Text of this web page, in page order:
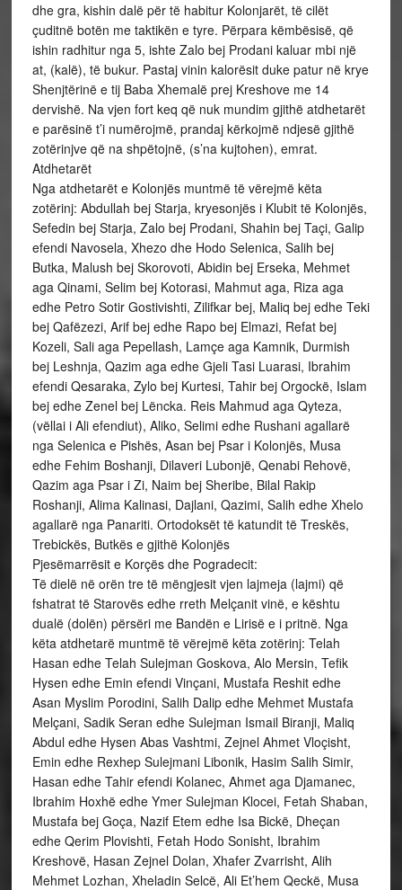
dhe gra, kishin dalë për të habitur Kolonjarët, të cilët
çuditnë botën me taktikën e tyre. Përpara këmbësisë, që
ishin radhitur nga 5, ishte Zalo bej Prodani kaluar mbi një
at, (kalë), të bukur. Pastaj vinin kalorësit duke patur në krye
Shenjtërinë e tij Baba Xhemalë prej Kreshove me 14
dervishë. Na vjen fort keq që nuk mundim gjithë atdhetarët
e parësinë t’i numërojmë, prandaj kërkojmë ndjesë gjithë
zotërinjve që na shpëtojnë, (s’na kujtohen), emrat.
Atdhetarët
Nga atdhetarët e Kolonjës muntmë të vërejmë këta
zotërinj: Abdullah bej Starja, kryesonjës i Klubit të Kolonjës,
Sefedin bej Starja, Zalo bej Prodani, Shahin bej Taçi, Galip
efendi Navosela, Xhezo dhe Hodo Selenica, Salih bej
Butka, Malush bej Skorovoti, Abidin bej Erseka, Mehmet
aga Qinami, Selim bej Kotorasi, Mahmut aga, Riza aga
edhe Petro Sotir Gostivishti, Zilifkar bej, Maliq bej edhe Teki
bej Qafëzezi, Arif bej edhe Rapo bej Elmazi, Refat bej
Kozeli, Sali aga Pepellash, Lamçe aga Kamnik, Durmish
bej Leshnja, Qazim aga edhe Gjeli Tasi Luarasi, Ibrahim
efendi Qesaraka, Zylo bej Kurtesi, Tahir bej Orgockë, Islam
bej edhe Zenel bej Lëncka. Reis Mahmud aga Qyteza,
(vëllai i Ali efendiut), Aliko, Selimi edhe Rushani agallarë
nga Selenica e Pishës, Asan bej Psar i Kolonjës, Musa
edhe Fehim Boshanji, Dilaveri Lubonjë, Qenabi Rehovë,
Qazim aga Psar i Zi, Naim bej Sheribe, Bilal Rakip
Roshanji, Alima Kalinasi, Dajlani, Qazimi, Salih edhe Xhelo
agallarë nga Panariti. Ortodoksët të katundit të Treskës,
Trebickës, Butkës e gjithë Kolonjës
Pjesëmarrësit e Korçës dhe Pogradecit:
Të dielë në orën tre të mëngjesit vjen lajmeja (lajmi) që
fshatrat të Starovës edhe rreth Melçanit vinë, e kështu
dualë (dolën) përsëri me Bandën e Lirisë e i pritnë. Nga
këta atdhetarë muntmë të vërejmë këta zotërinj: Telah
Hasan edhe Telah Sulejman Goskova, Alo Mersin, Tefik
Hysen edhe Emin efendi Vinçani, Mustafa Reshit edhe
Asan Myslim Porodini, Salih Dalip edhe Mehmet Mustafa
Melçani, Sadik Seran edhe Sulejman Ismail Biranji, Maliq
Abdul edhe Hysen Abas Vashtmi, Zejnel Ahmet Vloçisht,
Emin edhe Rexhep Sulejmani Libonik, Hasim Salih Simir,
Hasan edhe Tahir efendi Kolanec, Ahmet aga Djamanec,
Ibrahim Hoxhë edhe Ymer Sulejman Klocei, Fetah Shaban,
Mustafa bej Goça, Nazif Etem edhe Isa Bickë, Dheçan
edhe Qerim Plovishti, Fetah Hodo Sonisht, Ibrahim
Kreshovë, Hasan Zejnel Dolan, Xhafer Zvarrisht, Alih
Mehmet Lozhan, Xheladin Selcë, Ali Et’hem Qeckë, Musa